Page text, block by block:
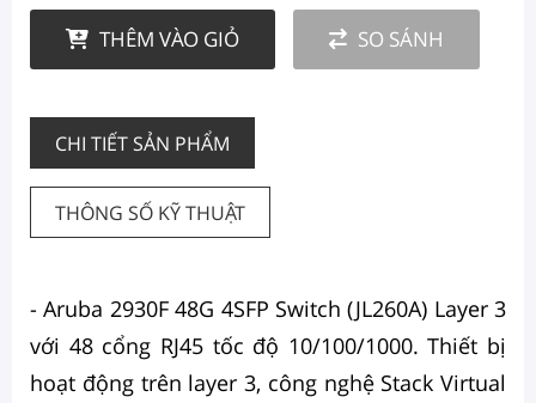
THÊM VÀO GIỎ SO SÁNH
CHI TIẾT SẢN PHẨM
THÔNG SỐ KỸ THUẬT
- Aruba 2930F 48G 4SFP Switch (JL260A) Layer 3
với 48 cổng RJ45 tốc độ 10/100/1000. Thiết bị
hoạt động trên layer 3, công nghệ Stack Virtual